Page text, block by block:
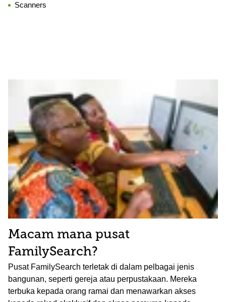
Scanners
Macam mana pusat
FamilySearch?
Pusat FamilySearch terletak di dalam pelbagai jenis
bangunan, seperti gereja atau perpustakaan. Mereka
terbuka kepada orang ramai dan menawarkan akses